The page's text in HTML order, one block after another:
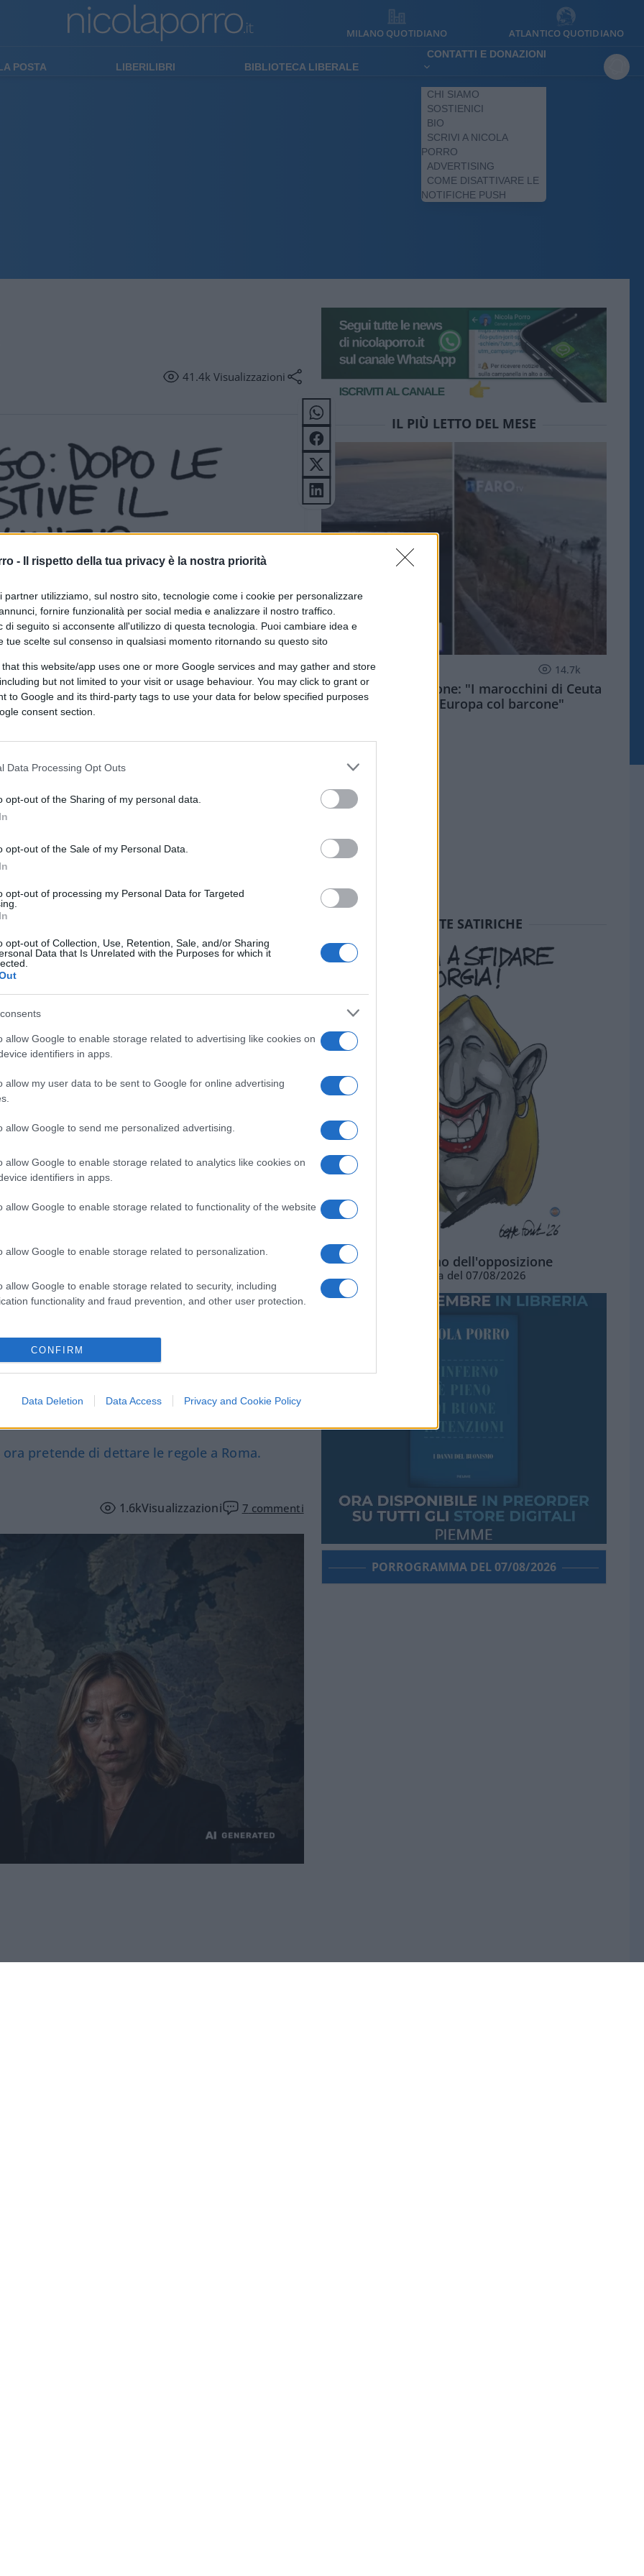
- Il rispetto della tua privacy è la nostra priorità
partner utilizziamo, sul nostro sito, tecnologie come i cookie per personalizzare
fornire funzionalità per social media e analizzare il nostro traffico.
di seguito si acconsente all'utilizzo di questa tecnologia. Puoi cambiare idea e
tue scelte sul consenso in qualsiasi momento ritornando su questo sito
that this website/app uses one or more Google services and may gather and store
but not limited to your visit or usage behaviour. You may click to grant or
to Google and its third-party tags to use your data for below specified purposes
consent section.
Data Processing Opt Outs
opt-out of the Sharing of my personal data.
opt-out of the Sale of my Personal Data.
opt-out of processing my Personal Data for Targeted
opt-out of Collection, Use, Retention, Sale, and/or Sharing
Data that Is Unrelated with the Purposes for which it
allow Google to enable storage related to advertising like cookies on
identifiers in apps.
allow my user data to be sent to Google for online advertising
allow Google to send me personalized advertising.
allow Google to enable storage related to analytics like cookies on
identifiers in apps.
allow Google to enable storage related to functionality of the website
allow Google to enable storage related to personalization.
allow Google to enable storage related to security, including
functionality and fraud prevention, and other user protection.
CONFIRM
Data Deletion Data Access Privacy and Cookie Policy
MILANO QUOTIDIANO ATLANTICO QUOTIDIANO
POSTA LIBERILIBRI BIBLIOTECA LIBERALE
CONTATTI E DONAZIONI
CHI SIAMO
SOSTIENICI
BIO
SCRIVI A NICOLA
PORRO
ADVERTISING
COME DISATTIVARE LE
NOTIFICHE PUSH
41.4kVisualizzazioni
i disegni utilizzando da sempre la
un liberale di centrodestra, il vignettista
sinistra, che a suo dire, mai come in questo
di espressione o almeno lo è fino a
offende e non è volgare. Una frase di
non arriva la spada della legge, là giunge la
“Riaprite Schengen
pretende di dettare le regole a Roma.
1.6kVisualizzazioni 7 commenti
IL PIÙ LETTO DEL MESE
ESTERI 14.7k
Meloni aveva ragione: "I marocchini di Ceuta
sbarcano in Europa col barcone"
SEDUTE SATIRICHE
L'ottimismo dell'opposizione
Vignetta del 07/08/2026
PORROGRAMMA DEL 07/08/2026